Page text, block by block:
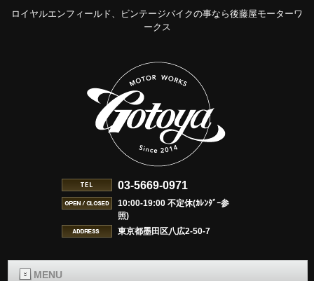
ロイヤルエンフィールド、ビンテージバイクの事なら後藤屋モーターワ
ークス
03-5669-0971
10:00-19:00 不定休(ｶﾚﾝﾀﾞｰ参
照)
東京都墨田区八広2-50-7
MENU